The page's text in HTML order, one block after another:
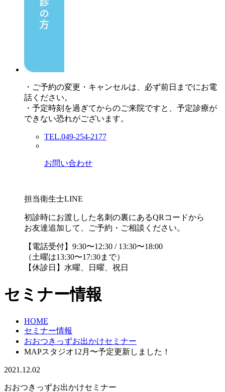
・ご予約の変更・キャンセルは、必ず前日までにお電
話ください。
・予定時刻を過ぎてからのご来院ですと、予定診療が
できない恐れがございます。
TEL.049-254-2177
お問い合わせ
担当衛生士LINE
初診時にお渡しした名刺の裏にあるQRコードから
お友達追加して、ご予約・ご相談ください。
【電話受付】9:30〜12:30 / 13:30〜18:00
（土曜は13:30〜17:30まで）
【休診日】水曜、日曜、祝日
セミナー情報
HOME
セミナー情報
おおつきっずお出かけセミナー
MAPスタジオ12月〜予定更新しました！
2021.12.02
おおつきっずお出かけセミナー